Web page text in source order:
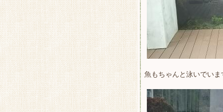
魚もちゃんと泳いでいま